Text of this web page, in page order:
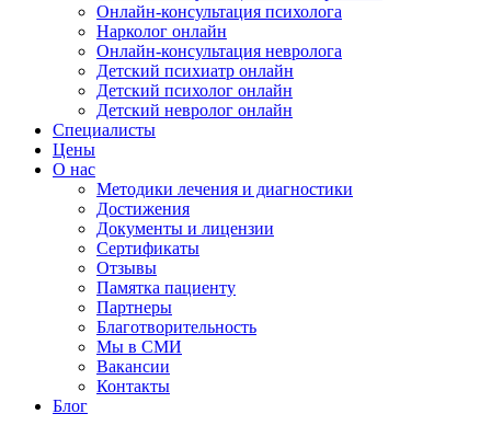
Онлайн-консультация психолога
Нарколог онлайн
Онлайн-консультация невролога
Детский психиатр онлайн
Детский психолог онлайн
Детский невролог онлайн
Специалисты
Цены
О нас
Методики лечения и диагностики
Достижения
Документы и лицензии
Сертификаты
Отзывы
Памятка пациенту
Партнеры
Благотворительность
Мы в СМИ
Вакансии
Контакты
Блог